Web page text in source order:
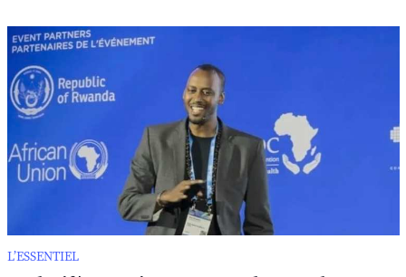
L’ESSENTIEL